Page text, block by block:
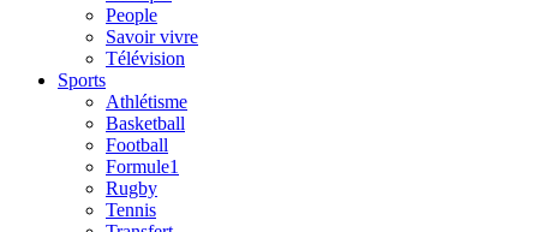
People
Savoir vivre
Télévision
Sports
Athlétisme
Basketball
Football
Formule1
Rugby
Tennis